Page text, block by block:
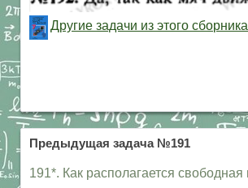
Другие задачи из этого
Предыдущая задача №191
191*. Как располагается